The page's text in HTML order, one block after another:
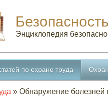
Энциклопедия
по охране труда
» Обнаружение болезней